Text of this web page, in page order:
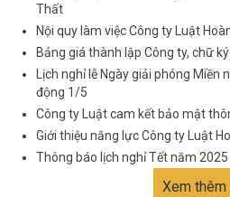
Thất
Nội quy làm việc Công ty Luật
Bảng giá thành lập Công ty, chữ
Lịch nghỉ lễ Ngày giải phóng Miền
động 1/5
Công ty Luật cam kết bảo mật
Giới thiệu năng lực Công ty Luật
Thông báo lịch nghỉ Tết năm 2025
Xem thêm